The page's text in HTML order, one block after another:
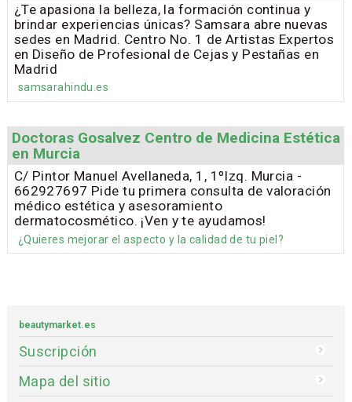
¿Te apasiona la belleza, la formación continua y
brindar experiencias únicas? Samsara abre nuevas
sedes en Madrid. Centro No. 1 de Artistas Expertos
en Diseño de Profesional de Cejas y Pestañas en
Madrid
samsarahindu.es
Doctoras Gosalvez Centro de Medicina Estética
en Murcia
C/ Pintor Manuel Avellaneda, 1, 1ºIzq. Murcia -
662927697 Pide tu primera consulta de valoración
médico estética y asesoramiento
dermatocosmético. ¡Ven y te ayudamos!
¿Quieres mejorar el aspecto y la calidad de tu piel?
beautymarket.es
Suscripción
Mapa del sitio